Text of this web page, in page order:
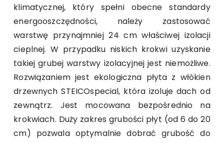
klimatycznej, który spełni obecne standardy
energooszczędności, należy zastosować
warstwę przynajmniej 24 cm właściwej izolacji
cieplnej. W przypadku niskich krokwi uzyskanie
takiej grubej warstwy izolacyjnej jest niemożliwe.
Rozwiązaniem jest ekologiczna płyta z włókien
drzewnych STEICOspecial, która izoluje dach od
zewnątrz. Jest mocowana bezpośrednio na
krokwiach. Duży zakres grubości płyt (od 6 do 20
cm) pozwala optymalnie dobrać grubość do